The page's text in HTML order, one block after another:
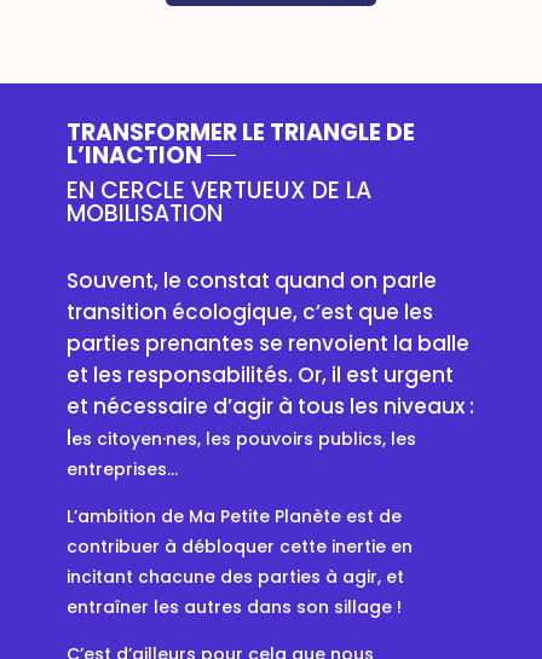
TRANSFORMER LE TRIANGLE DE
L’INACTION
EN CERCLE VERTUEUX DE LA
MOBILISATION
Souvent, le constat quand on parle
transition écologique, c’est que les
parties prenantes se renvoient la balle
et les responsabilités. Or, il est urgent
et nécessaire d’agir à tous les niveaux :
les citoyen·nes, les pouvoirs publics, les
entreprises…
L’ambition de Ma Petite Planète est de
contribuer à débloquer cette inertie en
incitant chacune des parties à agir, et
entraîner les autres dans son sillage !
C’est d’ailleurs pour cela que nous